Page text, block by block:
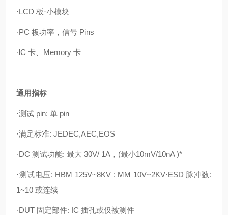
·LCD 板·小模块
·PC 板功率，信号 Pins
·lC 卡、Memory 卡
通用指标
·测试 pin: 单 pin
·满足标准: JEDEC,AEC,EOS
·DC 测试功能: 最大 30V/ 1A，(最小10mV/10nA )*
·测试电压: HBM 125V~8KV : MM 10V~2KV·ESD 脉冲数:
1~10 或连续
·DUT 固定部件: IC 插孔或仅被测件